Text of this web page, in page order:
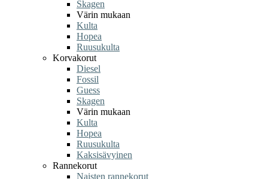
Skagen
Värin mukaan
Kulta
Hopea
Ruusukulta
Korvakorut
Diesel
Fossil
Guess
Skagen
Värin mukaan
Kulta
Hopea
Ruusukulta
Kaksisävyinen
Rannekorut
Naisten rannekorut